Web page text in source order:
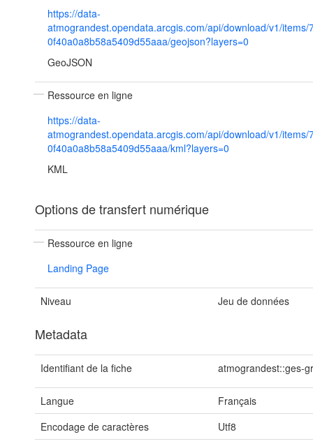
https://data-
atmograndest.opendata.arcgis.com/api/download/v1/items/
0f40a0a8b58a5409d55aaa/geojson?layers=0
GeoJSON
Ressource en ligne
https://data-
atmograndest.opendata.arcgis.com/api/download/v1/items/
0f40a0a8b58a5409d55aaa/kml?layers=0
KML
Options de transfert numérique
Ressource en ligne
Landing Page
Niveau Jeu de données
Metadata
Identifiant de la fiche atmograndest::ges-
Langue
Français
Encodage de caractères
Utf8